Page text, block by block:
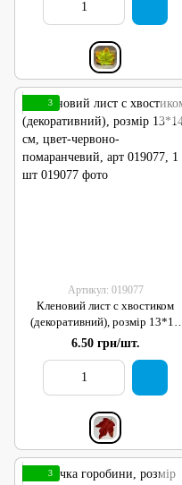
3
Артикул: 019077
Кленовий лист с хвостиком
(декоративний), розмір 13*14
см, цвет-червоно-помаранчевий,
арт 019077, 1 шт
6.50 грн/шт.
3